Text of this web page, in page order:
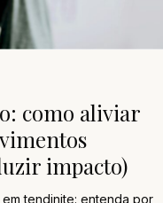
como aliviar
impacto)
tendinite: entenda por